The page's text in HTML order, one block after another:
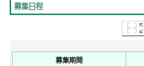
募集日程
募集期間